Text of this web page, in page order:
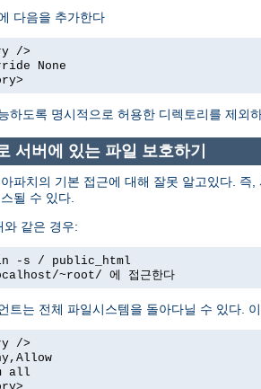
다음을 추가한다
/>
None
하도록 명시적으로 허용한 디렉토리를 제외
서버에 있는 파일 보호하기
파치의 기본 접근에 대해 잘못 알고있다.
될 수 있다.
와 같은 경우:
-s / public_html
~root/ 에 접근한다
트는 전체 파일시스템을 돌아다닐 수 있다.
/>
all